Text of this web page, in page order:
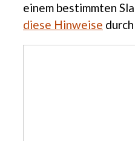
einem bestimmten
diese Hinweise